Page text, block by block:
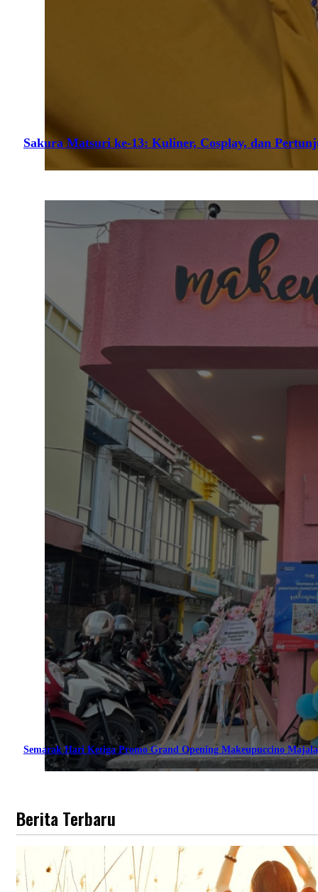
Sakura Matsuri ke-13: Kuliner, Cosplay, dan
Semarak Hari Ketiga Promo Grand Opening Makeupuccino
Berita Terbaru